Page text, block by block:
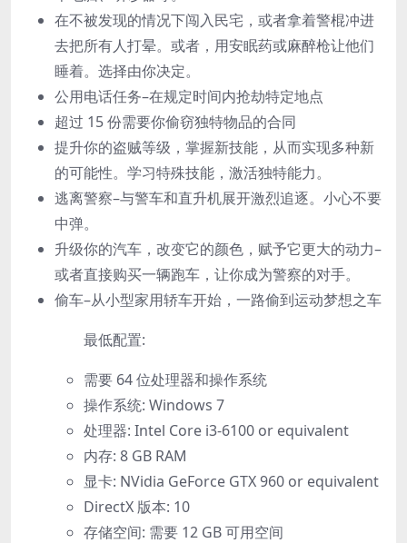
在不被发现的情况下闯入民宅，或者拿着警棍冲进
去把所有人打晕。或者，用安眠药或麻醉枪让他们
睡着。选择由你决定。
公用电话任务–在规定时间内抢劫特定地点
超过 15 份需要你偷窃独特物品的合同
提升你的盗贼等级，掌握新技能，从而实现多种新
的可能性。学习特殊技能，激活独特能力。
逃离警察–与警车和直升机展开激烈追逐。小心不要
中弹。
升级你的汽车，改变它的颜色，赋予它更大的动力–
或者直接购买一辆跑车，让你成为警察的对手。
偷车–从小型家用轿车开始，一路偷到运动梦想之车
最低配置:
需要 64 位处理器和操作系统
操作系统: Windows 7
处理器: Intel Core i3-6100 or equivalent
内存: 8 GB RAM
显卡: NVidia GeForce GTX 960 or equivalent
DirectX 版本: 10
存储空间: 需要 12 GB 可用空间